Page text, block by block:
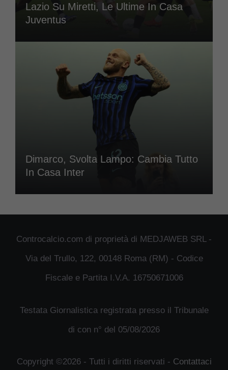
Lazio Su Miretti, Le Ultime In Casa
Juventus
Dimarco, Svolta Lampo: Cambia Tutto
In Casa Inter
Controcalcio.com di proprietà di MEDJAWEB SRL -
Via del Trullo, 122, 00148 Roma (RM) - Codice
Fiscale e Partita I.V.A. 16750671006
Testata Giornalistica registrata presso il Tribunale
di con n° del 05/08/2026
Copyright ©2026 - Tutti i diritti riservati - Contattaci